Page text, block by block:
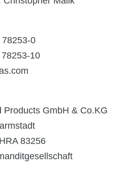
0
10
Products GmbH & Co.KG
83256